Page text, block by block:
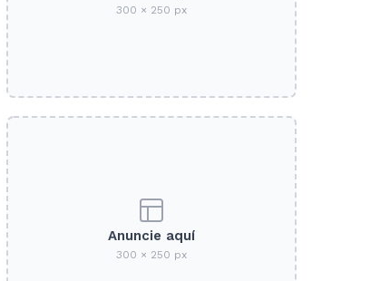
300 × 250 px
Anuncie aquí
300 × 250 px